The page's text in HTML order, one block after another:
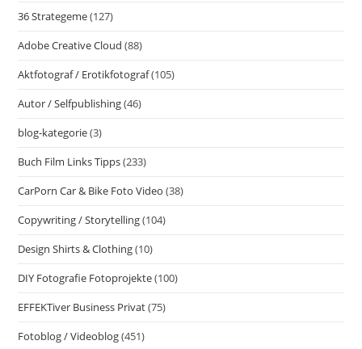
36 Strategeme(127)
Adobe Creative Cloud (88)
Aktfotograf / Erotikfotograf(105)
Autor / Selfpublishing(46)
blog-kategorie(3)
Buch Film Links Tipps(233)
CarPorn Car & Bike Foto Video (38)
Copywriting / Storytelling(104)
Design Shirts & Clothing(10)
DIY Fotografie Fotoprojekte(100)
EFFEKTiver Business Privat(75)
Fotoblog / Videoblog(451)